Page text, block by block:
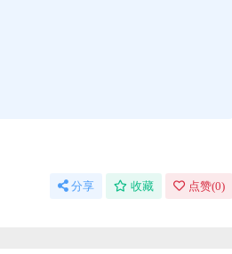
分享 收藏 点赞(0)